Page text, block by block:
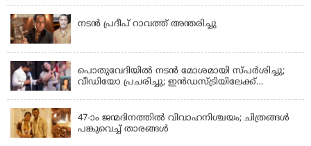
നടൻ പ്രദീപ് റാവത്ത് അന്തരിച്ചു
പൊതുവേദിയില്‍ നടന്‍ മോശമായി സ്പര്‍ശിച്ചു;
വീഡിയോ പ്രചരിച്ചു; ഇന്‍ഡസ്ട്രിയിലേക്ക്
47-ാം ജന്മദിനത്തിൽ വിവാഹനിശ്ചയം; ചിത്രങ്ങള്‍
പങ്കുവെച്ച് താരങ്ങൾ